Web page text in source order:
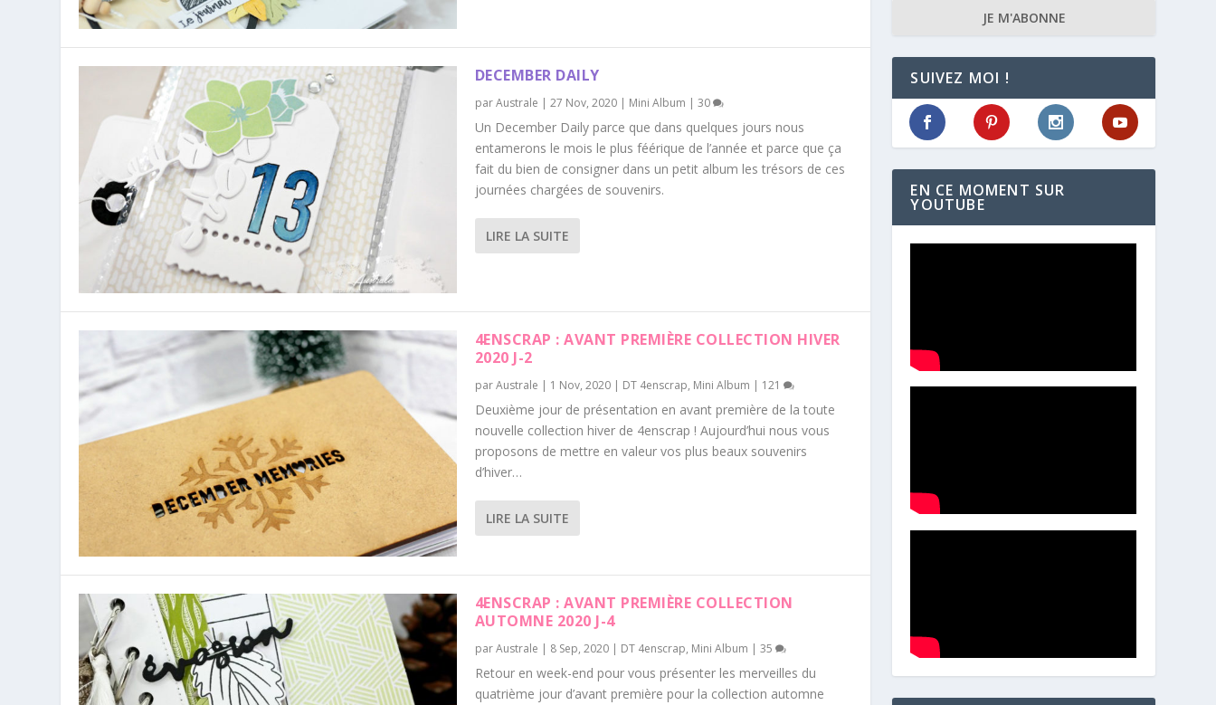
DECEMBER DAILY
parAustrale | 27 Nov, 2020| Mini Album | 30
Un December Daily parce que dans quelques jours nous
entamerons le mois le plus féérique de l’année et parce que ça
fait du bien de consigner dans un petit album les trésors de ces
journées chargées de souvenirs.
LIRE LA SUITE
4ENSCRAP : AVANT PREMIÈRE COLLECTION HIVER
2020 J-2
parAustrale | 1 Nov, 2020| DT 4enscrap, Mini Album | 121
Deuxième jour de présentation en avant première de la toute
nouvelle collection hiver de 4enscrap ! Aujourd’hui nous vous
proposons de mettre en valeur vos plus beaux souvenirs
d’hiver…
LIRE LA SUITE
4ENSCRAP : AVANT PREMIÈRE COLLECTION
AUTOMNE 2020 J-4
parAustrale | 8 Sep, 2020| DT 4enscrap, Mini Album | 35
Retour en week-end pour vous présenter les merveilles du
quatrième jour d’avant première pour la collection automne
JE M'ABONNE
SUIVEZ MOI !
EN CE MOMENT SUR
YOUTUBE